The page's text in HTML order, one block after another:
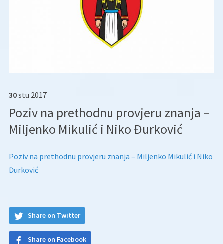
30stu 2017
Poziv na prethodnu provjeru znanja –
Miljenko Mikulić i Niko Đurković
Poziv na prethodnu provjeru znanja – Miljenko Mikulić i Niko
Đurković
Share on Twitter
Share on Facebook